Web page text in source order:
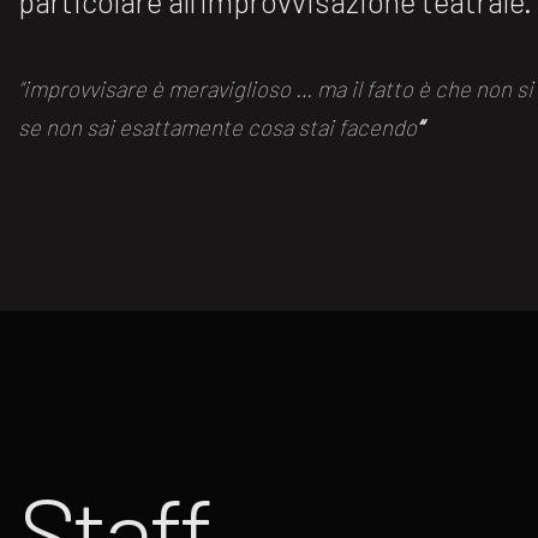
“improvvisare è meraviglioso … ma il fatto è che non
se non sai esattamente cosa stai facendo“